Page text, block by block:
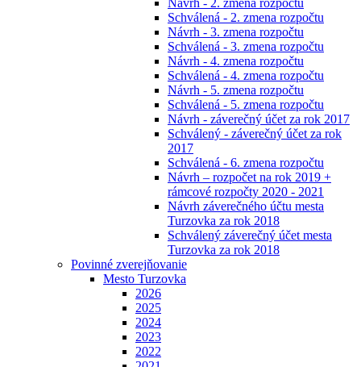
Návrh - 2. zmena rozpočtu
Schválená - 2. zmena rozpočtu
Návrh - 3. zmena rozpočtu
Schválená - 3. zmena rozpočtu
Návrh - 4. zmena rozpočtu
Schválená - 4. zmena rozpočtu
Návrh - 5. zmena rozpočtu
Schválená - 5. zmena rozpočtu
Návrh - záverečný účet za rok 2017
Schválený - záverečný účet za rok
2017
Schválená - 6. zmena rozpočtu
Návrh – rozpočet na rok 2019 +
rámcové rozpočty 2020 - 2021
Návrh záverečného účtu mesta
Turzovka za rok 2018
Schválený záverečný účet mesta
Turzovka za rok 2018
Povinné zverejňovanie
Mesto Turzovka
2026
2025
2024
2023
2022